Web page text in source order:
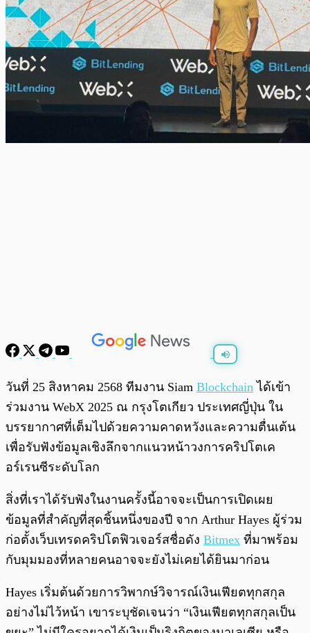
พร้อมเล่น / 0:00
วันที่ 25 สิงหาคม 2568 ทีมงาน Siam Blockchain ได้เข้า
ร่วมงาน WebX 2025 ณ กรุงโตเกียว ประเทศญี่ปุ่น ใน
บรรยากาศที่เต็มไปด้วยความคาดหวังและความตื่นเต้น
เพื่อรับฟังข้อมูลเชิงลึกจากแนวหน้าวงการคริปโตเค
อร์เรนซีระดับโลก
สิ่งที่เราได้รับฟังในงานครั้งนี้อาจจะเป็นการเปิดเผย
ข้อมูลที่สำคัญที่สุดชิ้นหนึ่งของปี จาก Arthur Hayes ผู้ร่วม
ก่อตั้งเว็บเทรดคริปโตฟิวเจอร์สชื่อดัง Bitmex ที่มาพร้อม
กับมุมมองที่หลายคนอาจจะยังไม่เคยได้ยินมาก่อน
Hayes เริ่มต้นด้วยการวิพากษ์วิจารณ์เงินเฟียตทุกสกุล
อย่างไม่ไว้หน้า เขาระบุชัดเจนว่า “เงินเฟียตทุกสกุลเป็น